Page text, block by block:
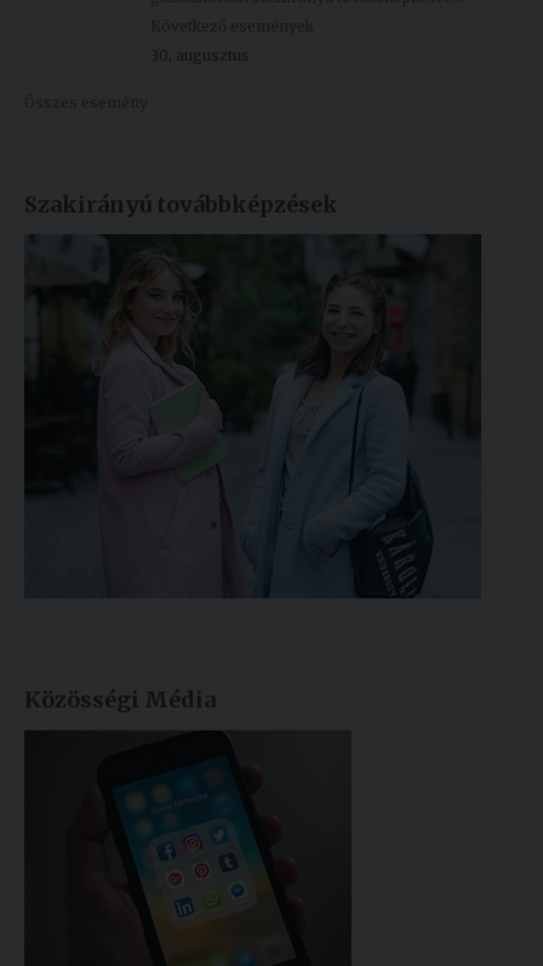
Következő események
30, augusztus
Összes esemény
Szakirányú továbbképzések
Közösségi Média